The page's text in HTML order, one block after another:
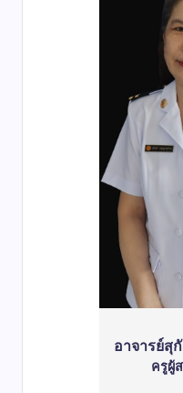
อาจารย์
ครูผู้